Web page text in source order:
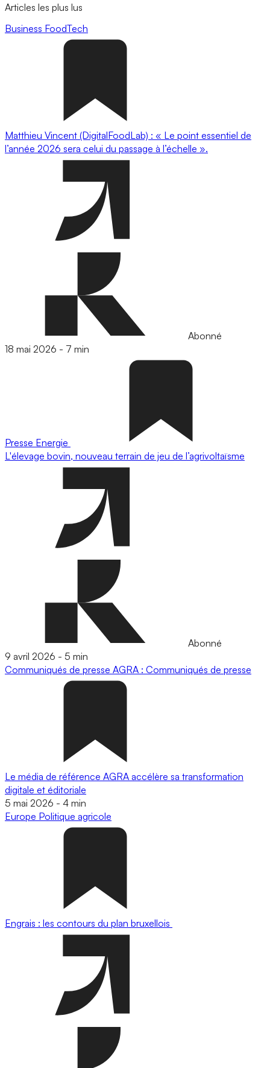
Articles les plus lus
Business FoodTech
Matthieu Vincent (DigitalFoodLab) : « Le point essentiel de
l’année 2026 sera celui du passage à l’échelle ».
Abonné
18 mai 2026 - 7 min
Presse Energie
L'élevage bovin, nouveau terrain de jeu de l’agrivoltaïsme
Abonné
9 avril 2026 - 5 min
Communiqués de presse AGRA : Communiqués de presse
Le média de référence AGRA accélère sa transformation
digitale et éditoriale
5 mai 2026 - 4 min
Europe Politique agricole
Engrais : les contours du plan bruxellois